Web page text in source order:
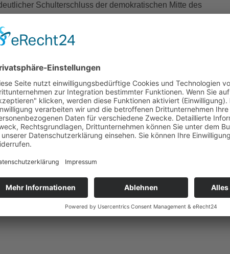
Schulterschluss der demokratischen Mitte des
aber auch noch eine Pflicht des Kreises zur Aufstellung
konnte nur gelingen, weil alle Seiten in den letzten Tagen
die deutlich macht, dass ein dauerhafter Ausgleich
Rücklage nicht möglich ist. „Wir brauchen defacto neue
des Kreises und der Kommunen kurz-,
Reinhold voraus.
die Fraktionen auch die aus dem Finanzausschuss
Hierbei wurden unter anderem Mittel in Höhe von 44 000
eines Sozialplans, ein befristetes Stellenmoratorium, die
zu besetzenden Stabsstelle Fördermittelmanagement,
Euro für die Stärkung der IT-Sicherheit, die Einrichtung eines
für die Fortführung der Katzenkastrationsprogramme, für
des Vereins Interkulturelle Projekthelden und wassersparende
Zusätzliche Mittel stellte der Kreistag auch für die
und Hilfsorganisationen sowie eine kreisweite Übung der
und die Neuauflage der Wohnungsbedarfsanalyse für den